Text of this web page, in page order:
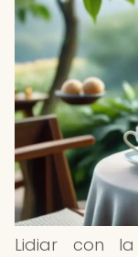
Lidiar con